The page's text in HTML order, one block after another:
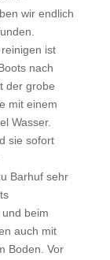
wir endlich
ist
nach
der grobe
mit einem
Wasser.
sie sofort
Barhuf sehr
beim
auch mit
Boden. Vor